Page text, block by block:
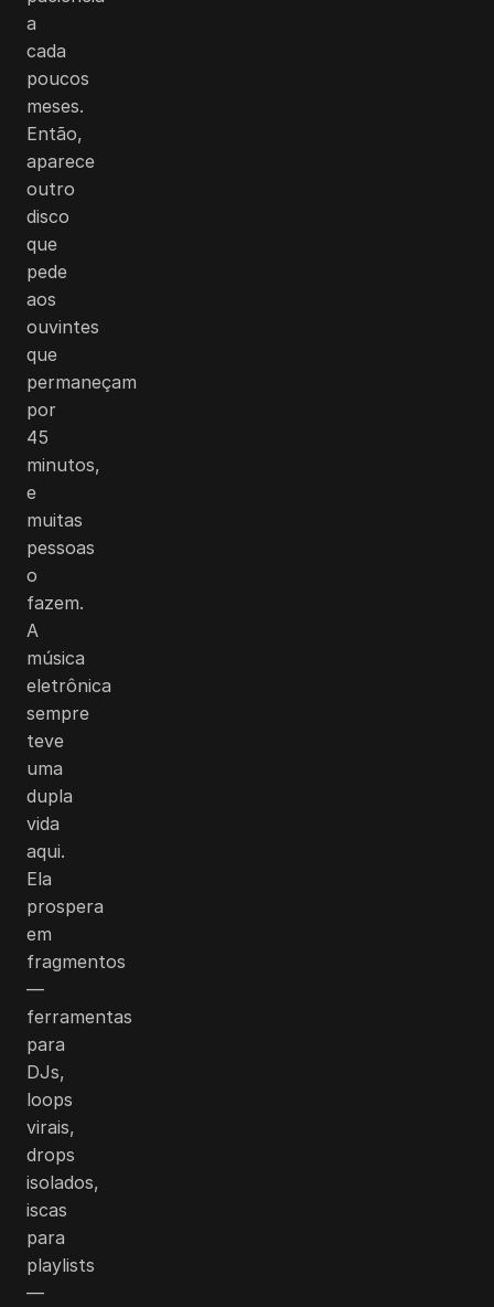
a
cada
poucos
meses.
Então,
aparece
outro
disco
que
pede
aos
ouvintes
que
permaneçam
por
45
minutos,
e
muitas
pessoas
o
fazem.
A
música
eletrônica
sempre
teve
uma
dupla
vida
aqui.
Ela
prospera
em
fragmentos
—
ferramentas
para
DJs,
loops
virais,
drops
isolados,
iscas
para
playlists
—